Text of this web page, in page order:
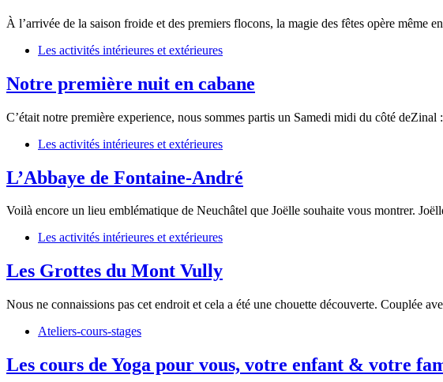
À l’arrivée de la saison froide et des premiers flocons, la magie des fêtes opère
Les activités intérieures et extérieures
Notre première nuit en cabane
C’était notre première experience, nous sommes partis un Samedi midi du côté
Les activités intérieures et extérieures
L’Abbaye de Fontaine-André
Voilà encore un lieu emblématique de Neuchâtel que Joëlle souhaite vous montrer.
Les activités intérieures et extérieures
Les Grottes du Mont Vully
Nous ne connaissions pas cet endroit et cela a été une chouette découverte. Couplée
Ateliers-cours-stages
Les cours de Yoga pour vous, votre enfant & votre